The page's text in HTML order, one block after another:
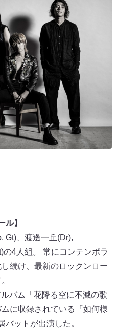
ル】
Gt)、渡邊一丘(Dr),
の4人組。 常にコンテンポラ
続け、最新のロックンロー
バム「花降る空に不滅の歌
に収録されている『如何様
バットが出演した。